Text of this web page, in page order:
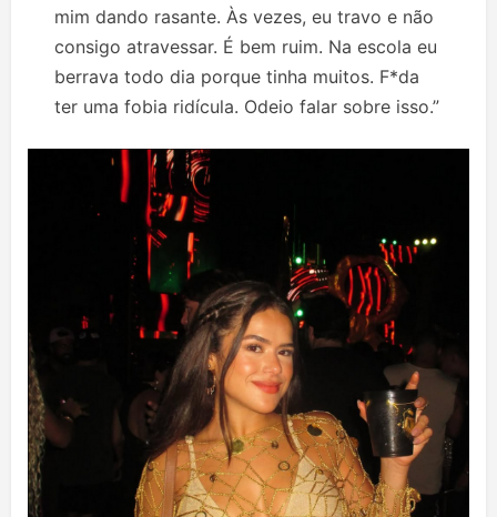
mim dando rasante. Às vezes, eu travo e não
consigo atravessar. É bem ruim. Na escola eu
berrava todo dia porque tinha muitos. F*da
ter uma fobia ridícula. Odeio falar sobre isso.”